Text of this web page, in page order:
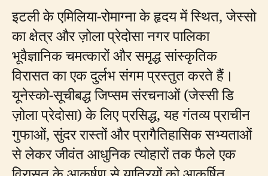
इटली के एमिलिया-रोमाग्ना के हृदय में स्थित, जेस्सो
का क्षेत्र और ज़ोला प्रेदोसा नगर पालिका
भूवैज्ञानिक चमत्कारों और समृद्ध सांस्कृतिक
विरासत का एक दुर्लभ संगम प्रस्तुत करते हैं।
यूनेस्को-सूचीबद्ध जिप्सम संरचनाओं (जेस्सी डि
ज़ोला प्रेदोसा) के लिए प्रसिद्ध, यह गंतव्य प्राचीन
गुफाओं, सुंदर रास्तों और प्रागैतिहासिक सभ्यताओं
से लेकर जीवंत आधुनिक त्योहारों तक फैले एक